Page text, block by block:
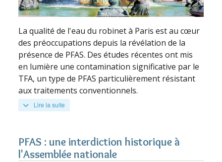
La qualité de l'eau du robinet à Paris est au cœur
des préoccupations depuis la révélation de la
présence de PFAS. Des études récentes ont mis
en lumière une contamination significative par le
TFA, un type de PFAS particulièrement résistant
aux traitements conventionnels.
Lire la suite
PFAS : une interdiction historique à
l'Assemblée nationale